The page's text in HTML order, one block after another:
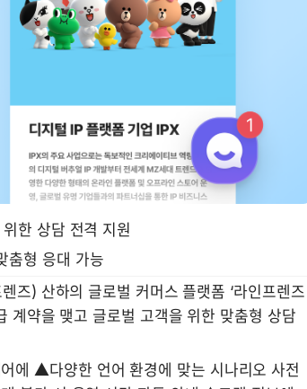
한 상담 전격 지원
춤형 응대 가능
즈) 산하의 글로벌 커머스 플랫폼 ‘라인프렌즈
계약을 맺고 글로벌 고객을 위한 맞춤형 상담
에 ▲다양한 언어 환경에 맞는 시나리오 사전